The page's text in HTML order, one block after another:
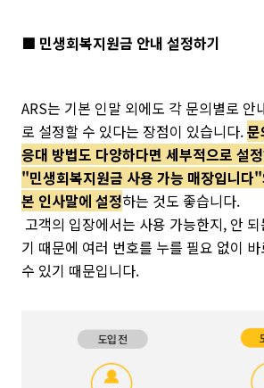
■ 민생회복지원금 안내 설정하기
ARS는 기본 인말 외에도 각 문의별로 안
로 설정할 수 있다는 장점이 있습니다.문
응대 방법도 다양하다면 세부적으로 설
"민생회복지원금 사용 가능 매장입니다
본 인사말에 설정하는 것도 좋습니다.
고객의 입장에서는 사용 가능한지, 안
기 때문에 여러 번호를 누를 필요 없이
수 있기 때문입니다.